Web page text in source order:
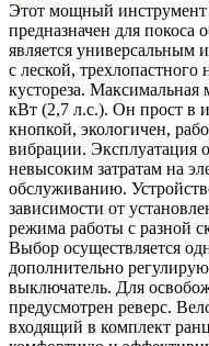
Этот мощный
предназначен для
является универсальным
с леской,
кустореза. Максимальная
кВт (2,7 л.с.). Он прост в
кнопкой, экологичен,
вибрации. Эксплуатация
невысоким затратам на
обслуживанию.
зависимости от
режима работы с разной
Выбор осуществляется
дополнительно
выключатель. Для
предусмотрен реверс.
входящий в комплект